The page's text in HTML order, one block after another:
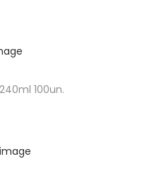
100un.